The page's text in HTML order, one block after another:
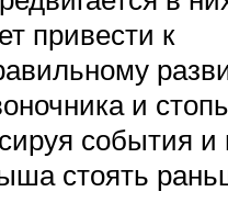
привести к
и
события и
стоять